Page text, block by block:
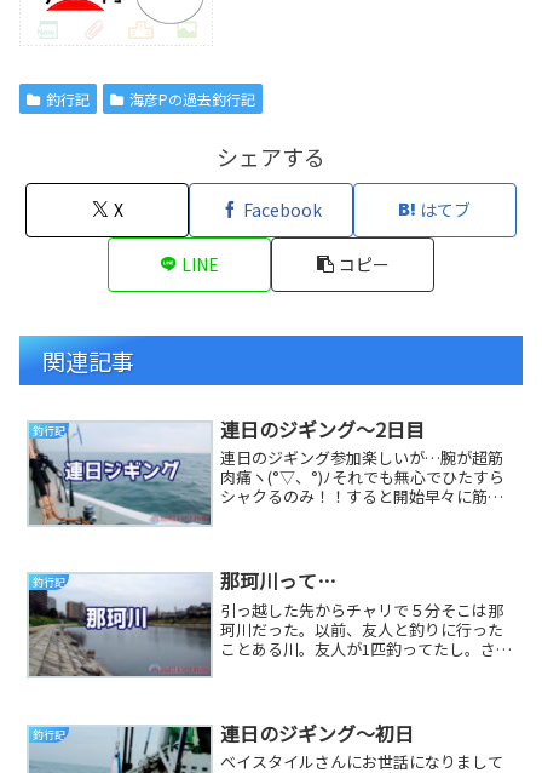
釣行記 海彦Pの過去釣行記
シェアする
X Facebook はてブ
LINE コピー
関連記事
釣行記 連日のジギング～2日目
連日のジギング参加楽しいが…腕が超筋
肉痛ヽ(°▽、°)ﾉそれでも無心でひたすら
シャクるのみ！！すると開始早々に筋肉
釣行記 那珂川って…
引っ越した先からチャリで５分そこは那
珂川だった。以前、友人と釣りに行った
ことある川。友人が1匹釣ってたし。さっ
釣行記 連日のジギング～初日
ベイスタイルさんにお世話になりまして